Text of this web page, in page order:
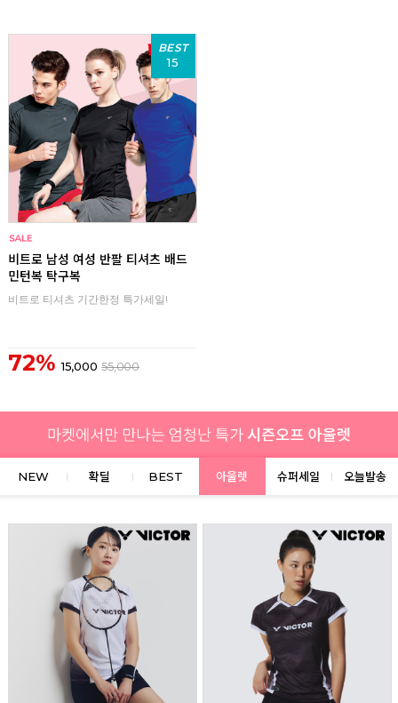
BEST
15
비트로 남성 여성 반팔 티셔츠 배드
민턴복 탁구복
비트로 티셔츠 기간한정 특가세일!
72% 15,000 55,000
NEW 확딜 BEST 아울렛 슈퍼세일 오늘발송